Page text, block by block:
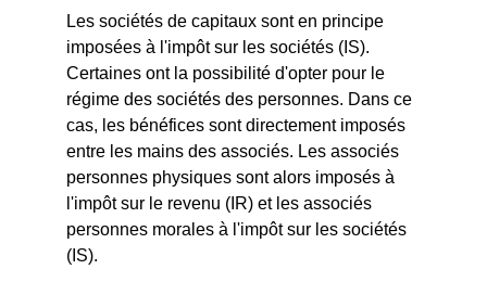
Les sociétés de capitaux sont en principe
imposées à l'impôt sur les sociétés (IS).
Certaines ont la possibilité d'opter pour le
régime des sociétés des personnes. Dans ce
cas, les bénéfices sont directement imposés
entre les mains des associés. Les associés
personnes physiques sont alors imposés à
l'impôt sur le revenu (IR) et les associés
personnes morales à l'impôt sur les sociétés
(IS).